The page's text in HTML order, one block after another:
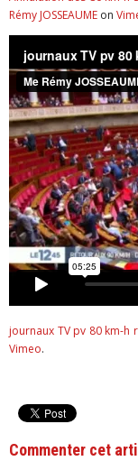
Rémy JOSSEAUME on
journaux TV pv 80 km-h
Vimeo.
Commenter cet